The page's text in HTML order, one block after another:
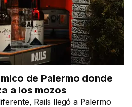
de Palermo donde
a los mozos
Rails llegó a Palermo